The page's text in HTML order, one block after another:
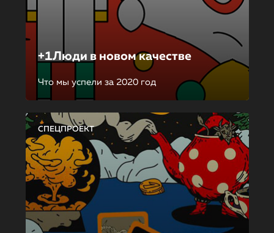
+1Люди в новом качестве
Что мы успели за 2020 год
СПЕЦПРОЕКТ